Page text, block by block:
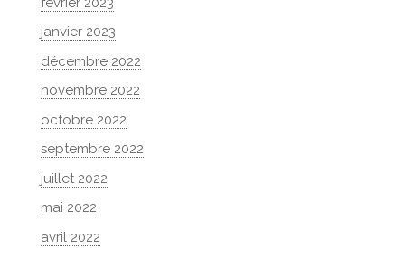
janvier 2023
décembre 2022
novembre 2022
octobre 2022
septembre 2022
juillet 2022
mai 2022
avril 2022